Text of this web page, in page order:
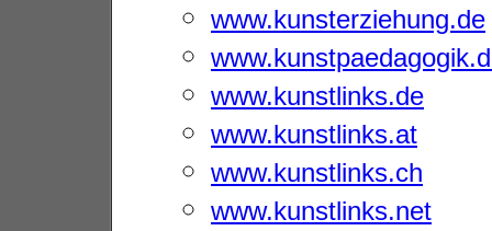
www.kunsterziehung.de
www.kunstlinks.de
www.kunstlinks.at
www.kunstlinks.ch
www.kunstlinks.net